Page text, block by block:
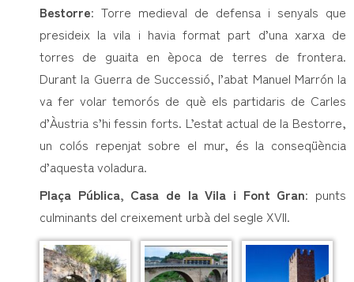
Bestorre: Torre medieval de defensa i senyals que
presideix la vila i havia format part d’una xarxa de
torres de guaita en època de terres de frontera.
Durant la Guerra de Successió, l’abat Manuel Marrón la
va fer volar temorós de què els partidaris de Carles
d’Àustria s’hi fessin forts. L’estat actual de la Bestorre,
un colós repenjat sobre el mur, és la conseqüència
d’aquesta voladura.
Plaça Pública, Casa de la Vila i Font Gran: punts
culminants del creixement urbà del segle XVII.